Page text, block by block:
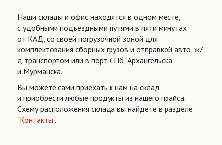
Наши склады и офис находятся в одном месте,
с удобными подъездными путями в пяти минутах
от КАД, со своей погрузочной зоной для
комплектования сборных грузов и отправкой авто, ж/
д транспортом или в порт СПб, Архангельска
и Мурманска.
Вы можете сами приехать к нам на склад
и приобрести любые продукты из нашего прайса.
Схему расположения склада вы найдете в разделе
"Контакты".